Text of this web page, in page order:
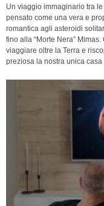
Un viaggio immaginario tra
pensato come una vera e
romantica agli asteroidi
fino alla “Morte Nera”
viaggiare oltre la Terra e
preziosa la nostra unica casa